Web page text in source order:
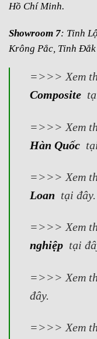
Hồ Chí Minh.
Showroom 7: Tỉnh
Krông Pắc, Tỉnh Đắk
=>>> Xem
Composite
=>>> Xem
Hàn Quốctại
=>>> Xem
Loan tại đây.
=>>> Xem
nghiệptại
=>>> Xem
đây.
=>>> Xem